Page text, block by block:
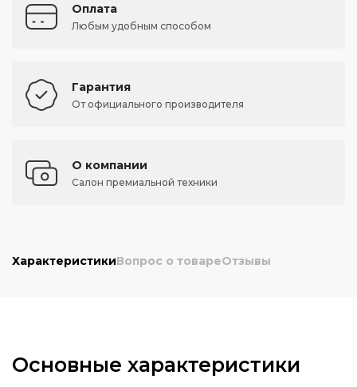
Оплата
Любым удобным способом
Гарантия
От официального производителя
О компании
Салон премиальной техники
ХарактеристикиВопрос о товареОтзывы
Основные характеристики